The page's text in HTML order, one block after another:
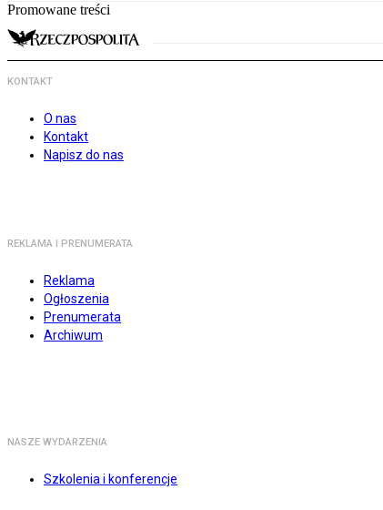
Promowane treści
KONTAKT
O nas
Kontakt
Napisz do nas
REKLAMA I PRENUMERATA
Reklama
Ogłoszenia
Prenumerata
Archiwum
NASZE WYDARZENIA
Szkolenia i konferencje